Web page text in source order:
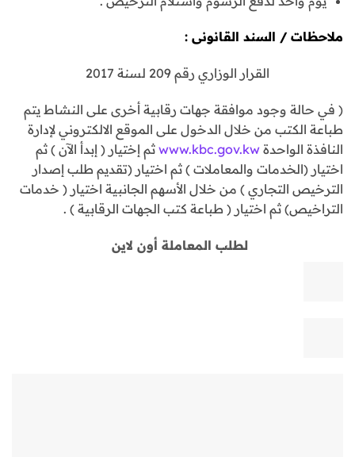
ملاحظات / السند القانونى :
القرار الوزاري رقم 209 لسنة 2017
( في حالة وجود موافقة جهات رقابية أخرى على النشاط يتم
طباعة الكتب من خلال الدخول على الموقع الالكتروني لإدارة
النافذة الواحدة www.kbc.gov.kw ثم إختيار ( إبدأ الآن ) ثم
اختيار (الخدمات والمعاملات ) ثم اختيار (تقديم طلب إصدار
الترخيص التجاري ) من خلال الأسهم الجانبية اختيار ( خدمات
التراخيص) ثم اختيار ( طباعة كتب الجهات الرقابية ) .
لطلب المعاملة أون لاين